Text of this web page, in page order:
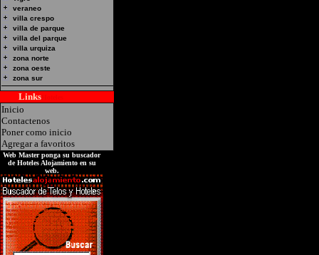
veraneo
villa crespo
villa de parque
villa del parque
villa urquiza
zona norte
zona oeste
zona sur
Links
Inicio
Contactenos
Poner como inicio
Agregar a favoritos
Web Master ponga su buscador
de Hoteles Alojamiento en su
web.